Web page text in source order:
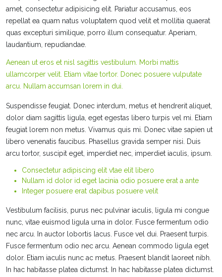
amet, consectetur adipisicing elit. Pariatur accusamus, eos
repellat ea quam natus voluptatem quod velit et mollitia quaerat
quas excepturi similique, porro illum consequatur. Aperiam,
laudantium, repudiandae.
Aenean ut eros et nisl sagittis vestibulum. Morbi mattis
ullamcorper velit. Etiam vitae tortor. Donec posuere vulputate
arcu. Nullam accumsan lorem in dui.
Suspendisse feugiat. Donec interdum, metus et hendrerit aliquet,
dolor diam sagittis ligula, eget egestas libero turpis vel mi. Etiam
feugiat lorem non metus. Vivamus quis mi. Donec vitae sapien ut
libero venenatis faucibus. Phasellus gravida semper nisi. Duis
arcu tortor, suscipit eget, imperdiet nec, imperdiet iaculis, ipsum.
Consectetur adipiscing elit vtae elit libero
Nullam id dolor id eget lacinia odio posuere erat a ante
Integer posuere erat dapibus posuere velit
Vestibulum facilisis, purus nec pulvinar iaculis, ligula mi congue
nunc, vitae euismod ligula urna in dolor. Fusce fermentum odio
nec arcu. In auctor lobortis lacus. Fusce vel dui. Praesent turpis.
Fusce fermentum odio nec arcu. Aenean commodo ligula eget
dolor. Etiam iaculis nunc ac metus. Praesent blandit laoreet nibh.
In hac habitasse platea dictumst. In hac habitasse platea dictumst.